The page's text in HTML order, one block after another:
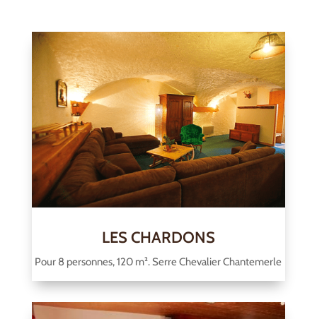
LES CHARDONS
Pour 8 personnes, 120 m². Serre Chevalier Chantemerle